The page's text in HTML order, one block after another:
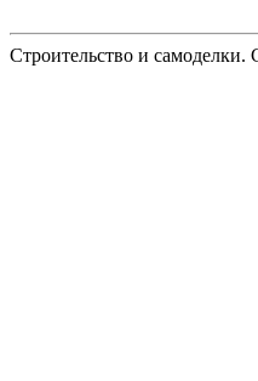
Строительство и самоделки.